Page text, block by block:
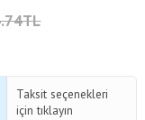
Taksit seçenekleri
için tıklayın